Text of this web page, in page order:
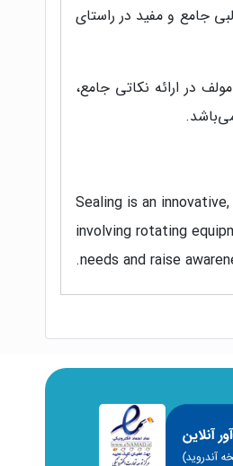
جامع و مفید در راستای
در ارائه نکاتی جامع،
Sealing is an
involving rotating
needs and raise
present